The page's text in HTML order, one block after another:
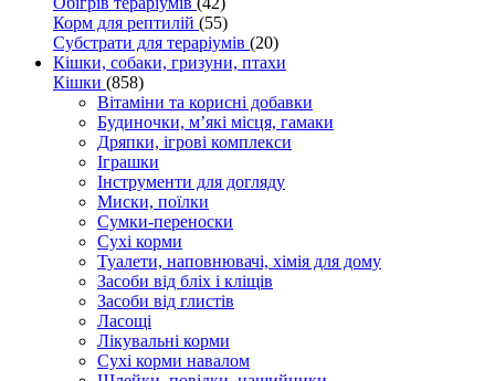
Корм для рептилій (55)
Субстрати для тераріумів (20)
Кішки, собаки, гризуни, птахи
Кішки (858)
Вітаміни та корисні добавки
Будиночки, м’які місця, гамаки
Дряпки, ігрові комплекси
Іграшки
Інструменти для догляду
Миски, поїлки
Сумки-переноски
Сухі корми
Туалети, наповнювачі, хімія для дому
Засоби від бліх і кліщів
Засоби від глистів
Ласощі
Лікувальні корми
Сухі корми навалом